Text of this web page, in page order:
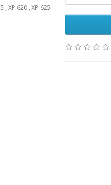
, XP-620 , XP-625